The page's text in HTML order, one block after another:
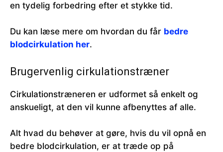
en tydelig forbedring efter et stykke tid.
Du kan læse mere om hvordan du får bedre
blodcirkulation her.
Brugervenlig cirkulationstræner
Cirkulationstræneren er udformet så enkelt og
anskueligt, at den vil kunne afbenyttes af alle.
Alt hvad du behøver at gøre, hvis du vil opnå en
bedre blodcirkulation, er at træde op på